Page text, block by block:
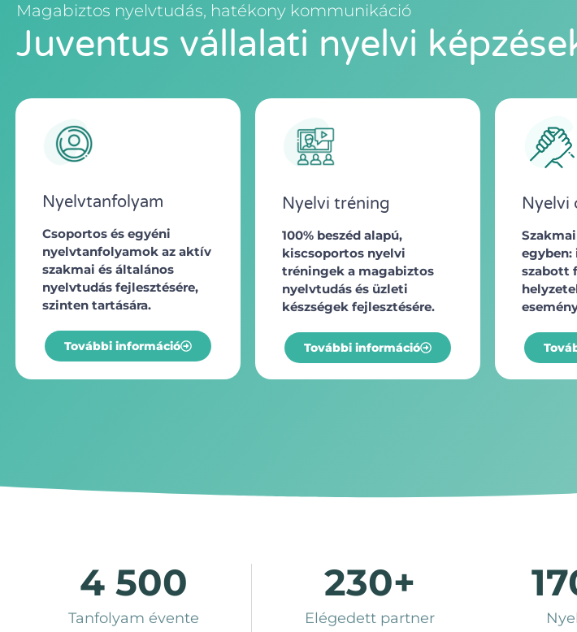
Magabiztos nyelvtudás, hatékony kommunikáció
Juventus vállalati nyelvi
Nyelvtanfolyam
Csoportos és egyéni
nyelvtanfolyamok az aktív
szakmai és általános
nyelvtudás fejlesztésére,
szinten tartására.
További információ
Nyelvi tréning
100% beszéd alapú,
kiscsoportos nyelvi
tréningek a magabiztos
nyelvtudás és üzleti
készségek fejlesztésére.
További információ
Nyelvi
egyben:
szabott
Tanfolyam évente
4 500
Elégedett partner
230+